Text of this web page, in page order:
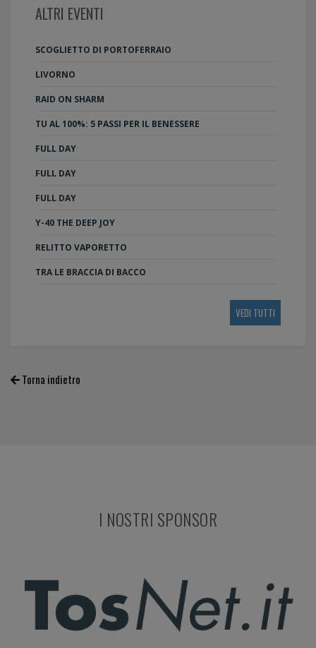
ALTRI EVENTI
SCOGLIETTO DI PORTOFERRAIO
LIVORNO
RAID ON SHARM
TU AL 100%: 5 PASSI PER IL BENESSERE
FULL DAY
FULL DAY
FULL DAY
Y-40 THE DEEP JOY
RELITTO VAPORETTO
TRA LE BRACCIA DI BACCO
VEDI TUTTI
Torna indietro
I NOSTRI SPONSOR